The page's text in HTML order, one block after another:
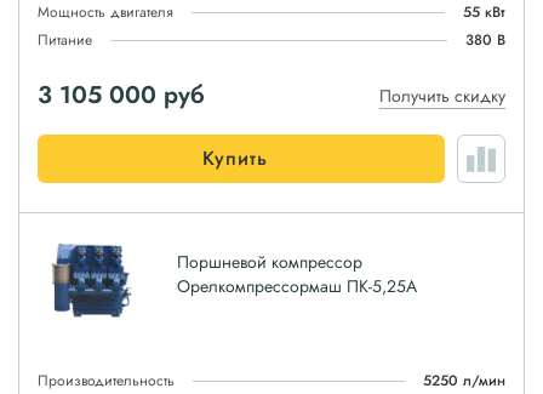
Мощность двигателя
55 кВт
Питание
380 В
3 105 000 руб Получить скидку
Купить
Поршневой компрессор
Орелкомпрессормаш ПК-5,25А
Производительность
5250 л/мин